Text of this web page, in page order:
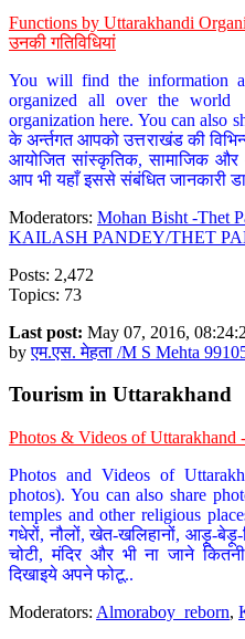
Functions by Uttarakhandi
उनकी गतिविधियां
You will find the information
organized all over the world
organization here. You can also
के अर्न्तगत आपको उत्तराखंड की
आयोजित सांस्कृतिक, सामाजिक और
आप भी यहाँ इससे संबंधित जानकारी
Moderators: Mohan Bisht -Thet
KAILASH PANDEY/THET
Posts: 2,472
Topics: 73
Last post: May 07, 2016,
byएम.एस. मेहता /M S Mehta
Tourism in Uttarakhand
Photos & Videos of Uttarakhand -
Photos and Videos of
photos). You can also share
temples and other religious
गधेरों, नौलों, खेत-खलिहानों, आड़ू-बेड़ू-
चोटी, मंदिर और भी ना जाने
दिखाइये अपने फोटू..
Moderators: Almoraboy_reborn,